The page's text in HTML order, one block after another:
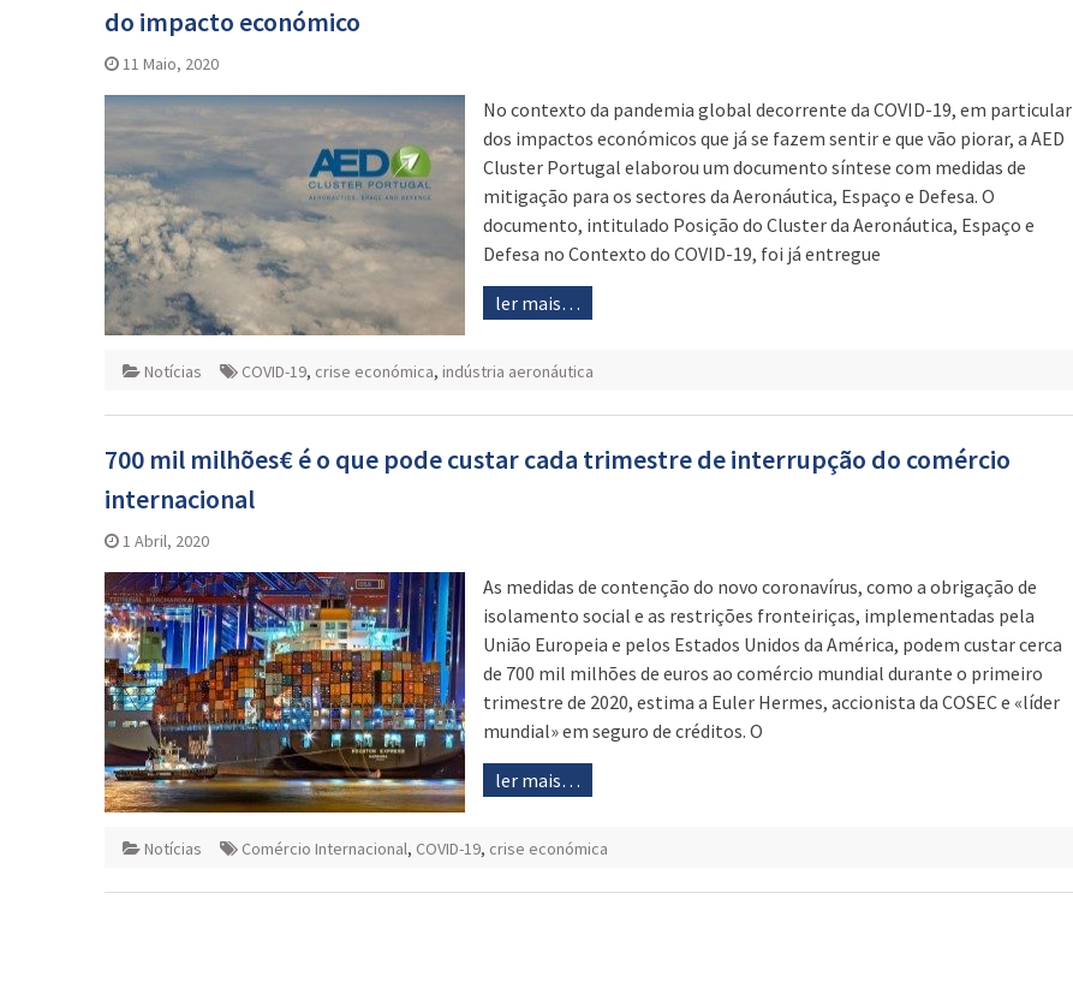
do impacto económico
11 Maio, 2020
No contexto da pandemia global decorrente da COVID-19, em particular
dos impactos económicos que já se fazem sentir e que vão piorar, a AED
Cluster Portugal elaborou um documento síntese com medidas de
mitigação para os sectores da Aeronáutica, Espaço e Defesa. O
documento, intitulado Posição do Cluster da Aeronáutica, Espaço e
Defesa no Contexto do COVID-19, foi já entregue
ler mais…
Notícias COVID-19, crise económica, indústria aeronáutica
700 mil milhões€ é o que pode custar cada trimestre de interrupção do comércio
internacional
1 Abril, 2020
As medidas de contenção do novo coronavírus, como a obrigação de
isolamento social e as restrições fronteiriças, implementadas pela
União Europeia e pelos Estados Unidos da América, podem custar cerca
de 700 mil milhões de euros ao comércio mundial durante o primeiro
trimestre de 2020, estima a Euler Hermes, accionista da COSEC e «líder
mundial» em seguro de créditos. O
ler mais…
Notícias Comércio Internacional, COVID-19, crise económica